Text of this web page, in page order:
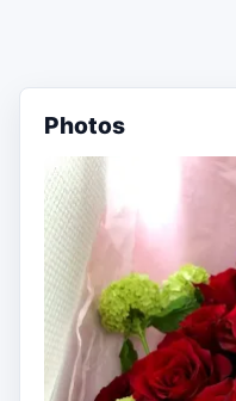
Photos